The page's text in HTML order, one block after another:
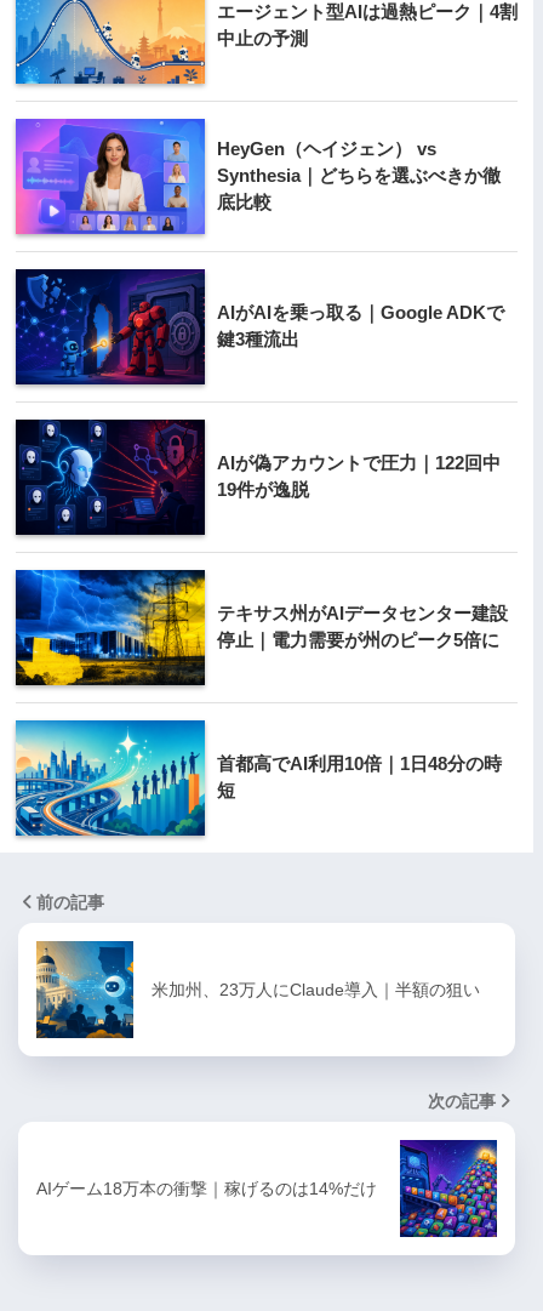
エージェント型AIは過熱ピーク｜4割
中止の予測
HeyGen（ヘイジェン） vs
Synthesia｜どちらを選ぶべきか徹
底比較
AIがAIを乗っ取る｜Google ADKで
鍵3種流出
AIが偽アカウントで圧力｜122回中
19件が逸脱
テキサス州がAIデータセンター建設
停止｜電力需要が州のピーク5倍に
首都高でAI利用10倍｜1日48分の時
短
前の記事
米加州、23万人にClaude導入｜半額の狙い
次の記事
AIゲーム18万本の衝撃｜稼げるのは14%だけ